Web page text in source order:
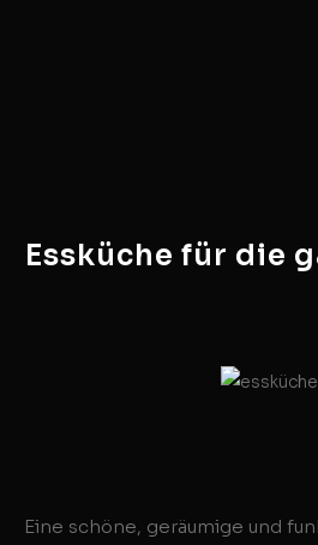
Essküche für die
Eine schöne, geräumige und